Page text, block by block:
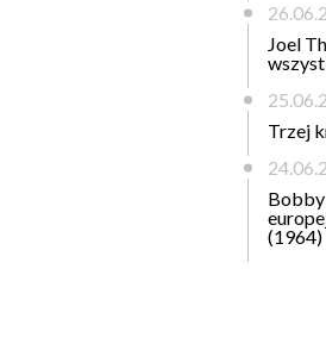
Joel
Trzej
Bobby
(1964)